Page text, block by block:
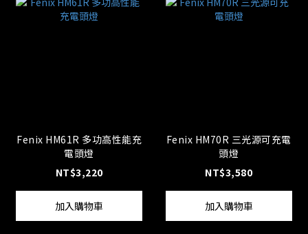
Fenix HM61R 多功高性能充
電頭燈
NT$3,220
加入購物車
Fenix HM70R 三光源可充電
頭燈
NT$3,580
加入購物車